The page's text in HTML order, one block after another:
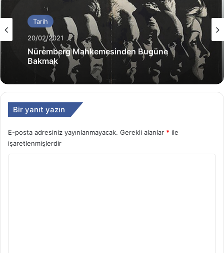
Tarih
20/02/2021
Nüremberg Mahkemesinden Bugüne
Bakmak
Tarih
17/02/2021
İmparatorluklar Çöktü Biri Hariç!
Bir yanıt yazın
E-posta adresiniz yayınlanmayacak. Gerekli alanlar * ile
işaretlenmişlerdir